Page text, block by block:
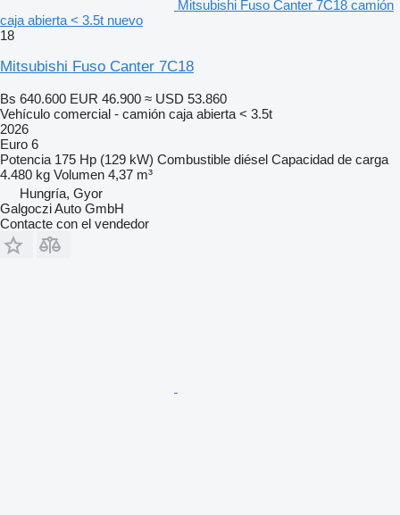
Mitsubishi Fuso Canter 7C18 camión
caja abierta < 3.5t nuevo
18
Mitsubishi Fuso Canter 7C18
Bs 640.600 EUR 46.900 ≈ USD 53.860
Vehículo comercial - camión caja abierta < 3.5t
2026
Euro 6
Potencia 175 Hp (129 kW) Combustible diésel Capacidad de carga
4.480 kg Volumen 4,37 m³
Hungría, Gyor
Galgoczi Auto GmbH
Contacte con el vendedor